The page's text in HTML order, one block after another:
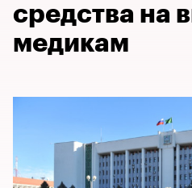
средства на
медикам